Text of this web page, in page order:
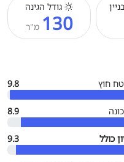
גודל הגינה
130 מ"ר
חוץ 9.8
8.9
כולל 9.3